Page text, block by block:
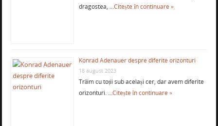
dragostea, …Citește în continuare »
Konrad Adenauer despre diferite orizonturi
18 august 2023
Trăim cu toții sub același cer, dar avem diferite
orizonturi. …Citește în continuare »